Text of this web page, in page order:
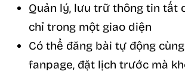
Quản lý, lưu trữ thông tin tất
chỉ trong một giao diện
Có thể đăng bài tự động
fanpage, đặt lịch trước mà